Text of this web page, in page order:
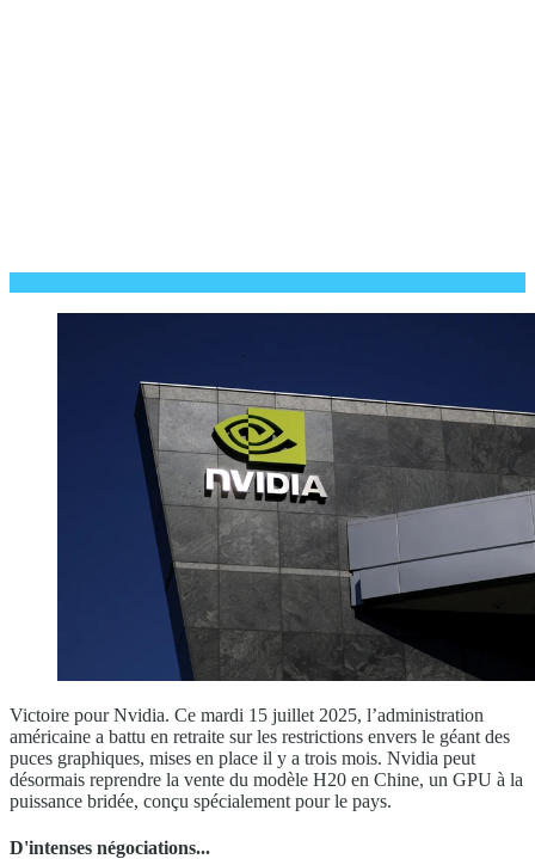
Victoire pour Nvidia. Ce mardi 15 juillet 2025, l’administration
américaine a battu en retraite sur les restrictions envers le géant des
puces graphiques, mises en place il y a trois mois. Nvidia peut
désormais reprendre la vente du modèle H20 en Chine, un GPU à la
puissance bridée, conçu spécialement pour le pays.
D'intenses négociations...